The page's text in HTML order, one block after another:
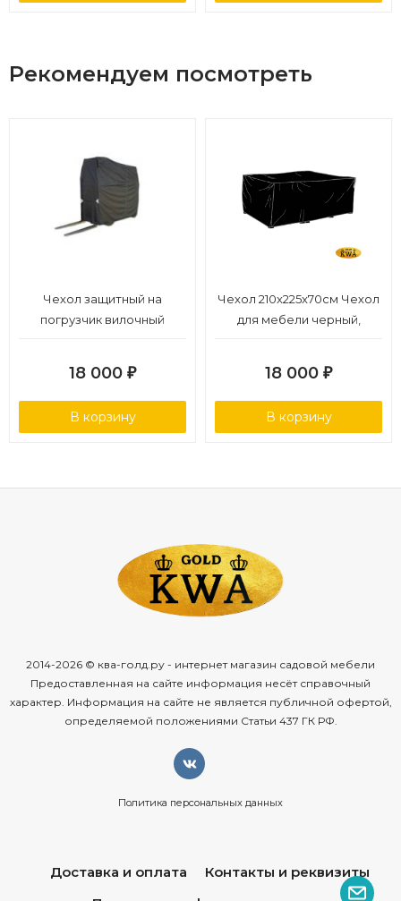
Рекомендуем посмотреть
Чехол защитный на
погрузчик вилочный
18 000 ₽
В корзину
Чехол 210x225x70см Чехол
для мебели черный,
18 000 ₽
В корзину
2014-2026 © ква-голд.ру - интернет магазин садовой мебели
Предоставленная на сайте информация несёт справочный
характер. Информация на сайте не является публичной офертой,
определяемой положениями Статьи 437 ГК РФ.
Политика персональных данных
Доставка и оплата
Контакты и реквизиты